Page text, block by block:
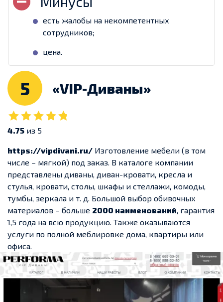
есть жалобы на некомпетентных
сотрудников;
цена.
5 «VIP-Диваны»
4.75 из 5
https://vipdivani.ru/ Изготовление мебели (в том
числе – мягкой) под заказ. В каталоге компании
представлены диваны, диван-кровати, кресла и
стулья, кровати, столы, шкафы и стеллажи, комоды,
тумбы, зеркала и т. д. Большой выбор обивочных
материалов – больше 2000 наименований, гарантия
1,5 года на всю продукцию. Также оказываются
услуги по полной меблировке дома, квартиры или
офиса.